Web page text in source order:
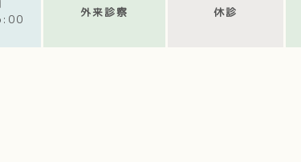
外来診察 休診